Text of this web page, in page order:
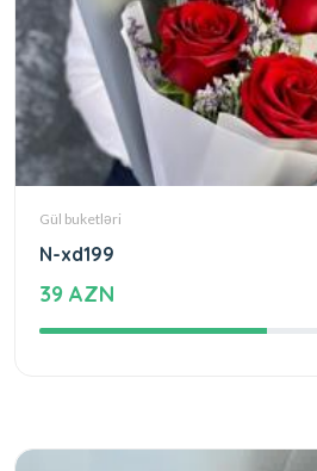
Gül buketləri
N-xd199
39 AZN